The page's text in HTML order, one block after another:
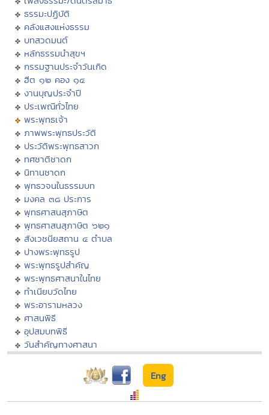
ธรรมะปฏิบัติ
คลังแสงแห่งธรรม
บทสวดมนต์
หลักธรรมนำสุขฯ
กรรมฐานประจำวันเกิด
ฮีต ๑๒ คอง ๑๔
งานบุญประจำปี
ประเพณีทั่วไทย
พระพุทธเจ้า
ภาพพระพุทธประวัติ
ประวัติพระพุทธสาวก
ทศชาติชาดก
นิทานชาดก
พุทธวจนในธรรมบท
มงคล ๓๘ ประการ
พุทธศาสนสุภาษิต
พุทธศาสนสุภาษิต ๖๒๑
สังเวชนียสถาน ๔ ตำบล
ปางพระพุทธรูป
พระพุทธรูปสำคัญ
พระพุทธศาสนาในไทย
ทำเนียบวัดไทย
พระอารามหลวง
ศาสนพิธี
อุปสมบทพิธี
วันสำคัญทางศาสนา
Eng